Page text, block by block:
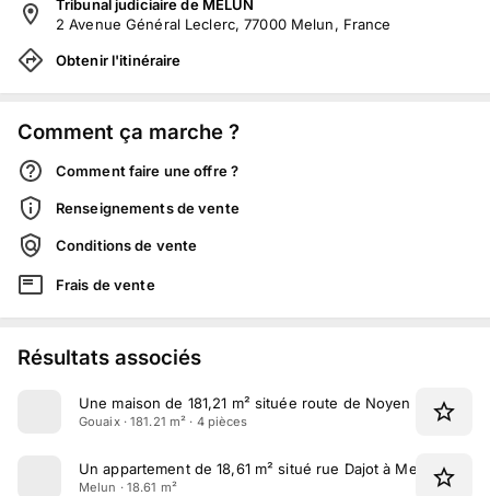
Tribunal judiciaire de MELUN
2 Avenue Général Leclerc, 77000 Melun, France
Obtenir l'itinéraire
Comment ça marche ?
Comment faire une offre ?
Renseignements de vente
Conditions de vente
Frais de vente
Résultats associés
Une maison de 181,21 m² située route de Noyen à Gouaix
Gouaix · 181.21 m² · 4 pièces
Un appartement de 18,61 m² situé rue Dajot à Melun
Melun · 18.61 m²